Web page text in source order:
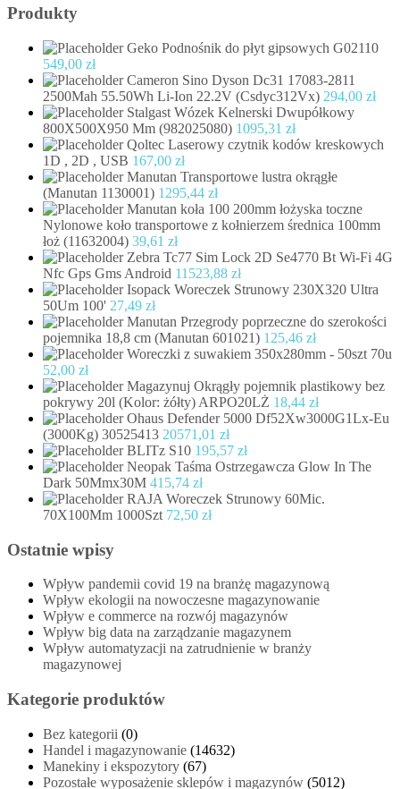
Produkty
Geko Podnośnik do płyt gipsowych G02110
549,00 zł
Cameron Sino Dyson Dc31 17083-2811
2500Mah 55.50Wh Li-Ion 22.2V (Csdyc312Vx) 294,00 zł
Stalgast Wózek Kelnerski Dwupółkowy
800X500X950 Mm (982025080) 1095,31 zł
Qoltec Laserowy czytnik kodów kreskowych
1D , 2D , USB 167,00 zł
Manutan Transportowe lustra okrągłe
(Manutan 1130001) 1295,44 zł
Manutan koła 100 200mm łożyska toczne
Nylonowe koło transportowe z kołnierzem średnica 100mm
łoż (11632004) 39,61 zł
Zebra Tc77 Sim Lock 2D Se4770 Bt Wi-Fi 4G
Nfc Gps Gms Android 11523,88 zł
Isopack Woreczek Strunowy 230X320 Ultra
50Um 100' 27,49 zł
Manutan Przegrody poprzeczne do szerokości
pojemnika 18,8 cm (Manutan 601021) 125,46 zł
Woreczki z suwakiem 350x280mm - 50szt 70u
52,00 zł
Magazynuj Okrągły pojemnik plastikowy bez
pokrywy 20l (Kolor: żółty) ARPO20LŻ 18,44 zł
Ohaus Defender 5000 Df52Xw3000G1Lx-Eu
(3000Kg) 30525413 20571,01 zł
BLITz S10 195,57 zł
Neopak Taśma Ostrzegawcza Glow In The
Dark 50Mmx30M 415,74 zł
RAJA Woreczek Strunowy 60Mic.
70X100Mm 1000Szt 72,50 zł
Ostatnie wpisy
Wpływ pandemii covid 19 na branżę magazynową
Wpływ ekologii na nowoczesne magazynowanie
Wpływ e commerce na rozwój magazynów
Wpływ big data na zarządzanie magazynem
Wpływ automatyzacji na zatrudnienie w branży
magazynowej
Kategorie produktów
Bez kategorii (0)
Handel i magazynowanie (14632)
Manekiny i ekspozytory (67)
Pozostałe wyposażenie sklepów i magazynów (5012)